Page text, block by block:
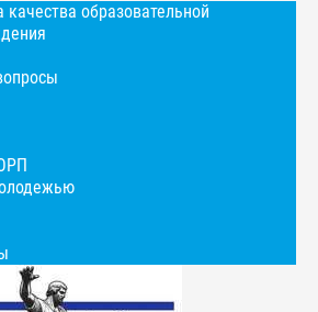
образовательной